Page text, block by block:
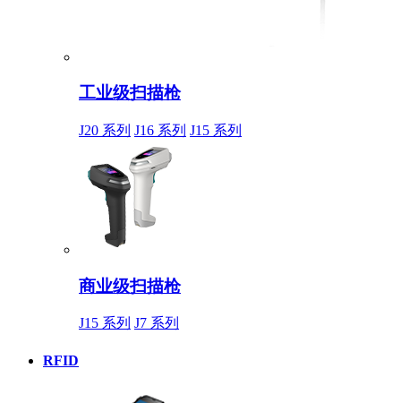
工业级扫描枪
J20 系列 J16 系列 J15 系列
商业级扫描枪
J15 系列 J7 系列
RFID